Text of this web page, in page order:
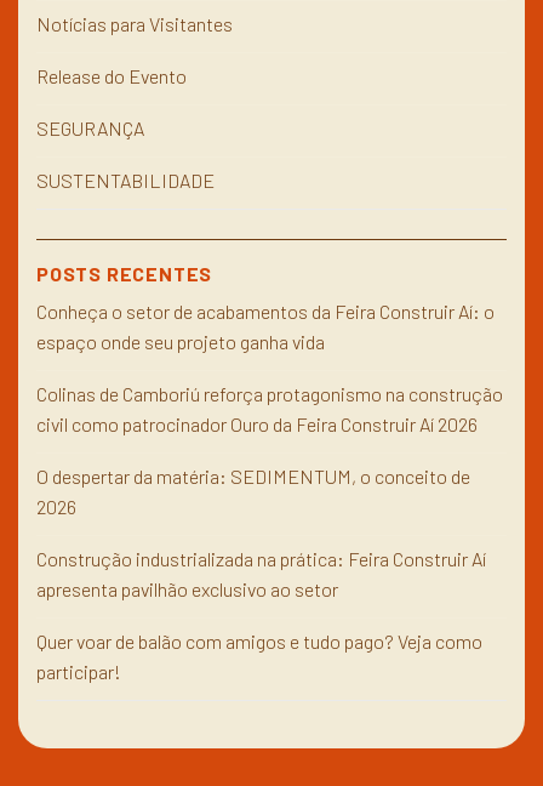
Notícias para Visitantes
Release do Evento
SEGURANÇA
SUSTENTABILIDADE
POSTS RECENTES
Conheça o setor de acabamentos da Feira Construir Aí: o
espaço onde seu projeto ganha vida
Colinas de Camboriú reforça protagonismo na construção
civil como patrocinador Ouro da Feira Construir Aí 2026
O despertar da matéria: SEDIMENTUM, o conceito de
2026
Construção industrializada na prática: Feira Construir Aí
apresenta pavilhão exclusivo ao setor
Quer voar de balão com amigos e tudo pago? Veja como
participar!